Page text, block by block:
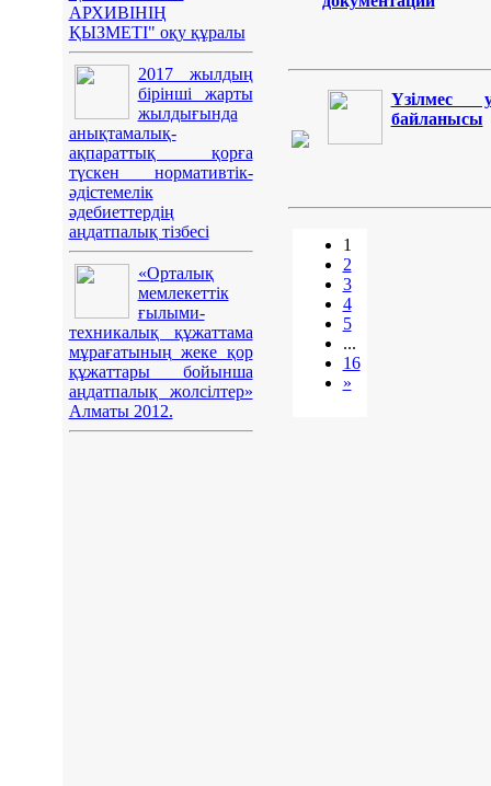
АРХИВІНІҢ
ҚЫЗМЕТІ" оқу құралы
2017 жылдың
бірінші жарты
жылдығында
анықтамалық-
ақпараттық қорға
түскен нормативтік-
әдістемелік
әдебиеттердің
аңдатпалық тізбесі
«Орталық
мемлекеттік
ғылыми-
техникалық құжаттама
мұрағатының жеке қор
құжаттары бойынша
аңдатпалық жолсілтер»
Алматы 2012.
Үзілмес
байланысы
1
2
3
4
5
...
16
»